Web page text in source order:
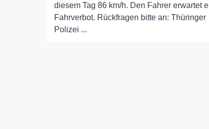
diesem Tag 86 km/h. Den Fahrer erwartet
Fahrverbot. Rückfragen bitte an: Thüringer
Polizei ...